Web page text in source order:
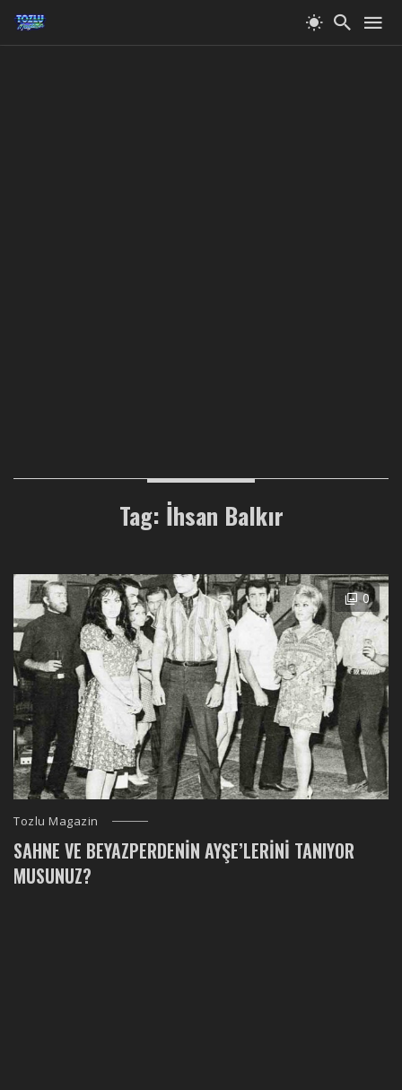
Tag: İhsan Balkır
0
Tozlu Magazin
SAHNE VE BEYAZPERDENIN AYŞE’LERINI TANIYOR
MUSUNUZ?